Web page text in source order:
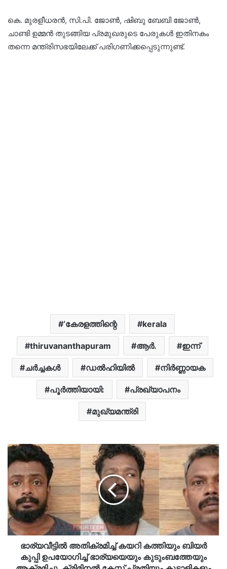
കെ. മുരളീധരൻ, സി.പി. ജോൺ, ഷിബു ബേബി ജോൺ,
ചാണ്ടി ഉമ്മൻ തുടങ്ങിയ പ്രമുഖരുടെ പേരുകൾ ഇതിനകം
തന്നെ മന്ത്രിസഭയിലേക്ക് പരിഗണിക്കപ്പെടുന്നുണ്ട്.
‘കേരളത്തിന്റെ kerala
thiruvananthapuram ആര്‍. ഇന്ന്
ചർച്ചകൾ ഡൽഹിയിൽ നിർണ്ണായക
പൂർത്തിയായി: പ്രഖ്യാപനം
മുഖ്യമന്ത്രി
ഭാര്യവീട്ടിൽ അതിക്രമിച്ച് കയറി കത്തിയും ബിയർ
കുപ്പി ഉപയോഗിച്ച് ഭാര്യയെയും കുടുംബത്തേയും